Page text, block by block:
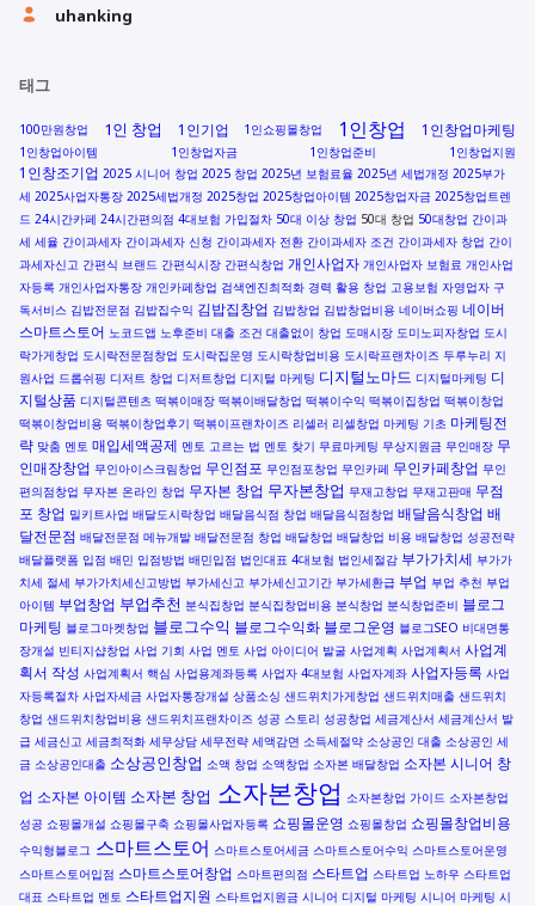
uhanking
태그
100만원창업 1인 창업 1인기업 1인쇼핑몰창업 1인창업 1인창업마케팅
1인창업아이템 1인창업자금 1인창업준비 1인창업지원
1인창조기업 2025 시니어 창업 2025 창업 2025년 보험료율 2025년 세법개정 2025부가
세 2025사업자통장 2025세법개정 2025창업 2025창업아이템 2025창업자금 2025창업트렌
드 24시간카페 24시간편의점 4대보험 가입절차 50대 이상 창업 50대 창업 50대창업 간이과
세 세율 간이과세자 간이과세자 신청 간이과세자 전환 간이과세자 조건 간이과세자 창업 간이
과세자신고 간편식 브랜드 간편식시장 간편식창업 개인사업자 개인사업자 보험료 개인사업
자등록 개인사업자통장 개인카페창업 검색엔진최적화 경력 활용 창업 고용보험 자영업자 구
독서비스 김밥전문점 김밥집수익 김밥집창업 김밥창업 김밥창업비용 네이버쇼핑 네이버
스마트스토어 노코드앱 노후준비 대출 조건 대출없이 창업 도매시장 도미노피자창업 도시
락가게창업 도시락전문점창업 도시락집운영 도시락창업비용 도시락프랜차이즈 두루누리 지
원사업 드롭쉬핑 디저트 창업 디저트창업 디지털 마케팅 디지털노마드 디지털마케팅 디
지털상품 디지털콘텐츠 떡볶이매장 떡볶이배달창업 떡볶이수익 떡볶이집창업 떡볶이창업
떡볶이창업비용 떡볶이창업후기 떡볶이프랜차이즈 리셀러 리셀창업 마케팅 기초 마케팅전
략 맞춤 멘토 매입세액공제 멘토 고르는 법 멘토 찾기 무료마케팅 무상지원금 무인매장 무
인매장창업 무인아이스크림창업 무인점포 무인점포창업 무인카페 무인카페창업 무인
편의점창업 무자본 온라인 창업 무자본 창업 무자본창업 무재고창업 무재고판매 무점
포 창업 밀키트사업 배달도시락창업 배달음식점 창업 배달음식점창업 배달음식창업 배
달전문점 배달전문점 메뉴개발 배달전문점 창업 배달창업 배달창업 비용 배달창업 성공전략
배달플랫폼 입점 배민 입점방법 배민입점 법인대표 4대보험 법인세절감 부가가치세 부가가
치세 절세 부가가치세신고방법 부가세신고 부가세신고기간 부가세환급 부업 부업 추천 부업
아이템 부업창업 부업추천 분식집창업 분식집창업비용 분식창업 분식창업준비 블로그
마케팅 블로그마켓창업 블로그수익 블로그수익화 블로그운영 블로그SEO 비대면통
장개설 빈티지샵창업 사업 기회 사업 멘토 사업 아이디어 발굴 사업계획 사업계획서 사업계
획서 작성 사업계획서 핵심 사업용계좌등록 사업자 4대보험 사업자계좌 사업자등록 사업
자등록절차 사업자세금 사업자통장개설 상품소싱 샌드위치가게창업 샌드위치매출 샌드위치
창업 샌드위치창업비용 샌드위치프랜차이즈 성공 스토리 성공창업 세금계산서 세금계산서 발
급 세금신고 세금최적화 세무상담 세무전략 세액감면 소득세절약 소상공인 대출 소상공인 세
금 소상공인대출 소상공인창업 소액 창업 소액창업 소자본 배달창업 소자본 시니어 창
업 소자본 아이템 소자본 창업 소자본창업 소자본창업 가이드 소자본창업
성공 쇼핑몰개설 쇼핑몰구축 쇼핑몰사업자등록 쇼핑몰운영 쇼핑몰창업 쇼핑몰창업비용
수익형블로그 스마트스토어 스마트스토어세금 스마트스토어수익 스마트스토어운영
스마트스토어입점 스마트스토어창업 스마트편의점 스타트업 스타트업 노하우 스타트업
대표 스타트업 멘토 스타트업지원 스타트업지원금 시니어 디지털 마케팅 시니어 마케팅 시